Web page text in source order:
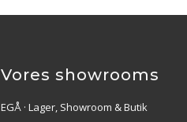
Vores showrooms
EGÅ · Lager, Showroom & Butik